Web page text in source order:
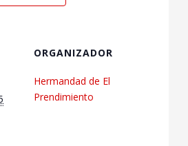
ORGANIZADOR
Hermandad de El
Prendimiento